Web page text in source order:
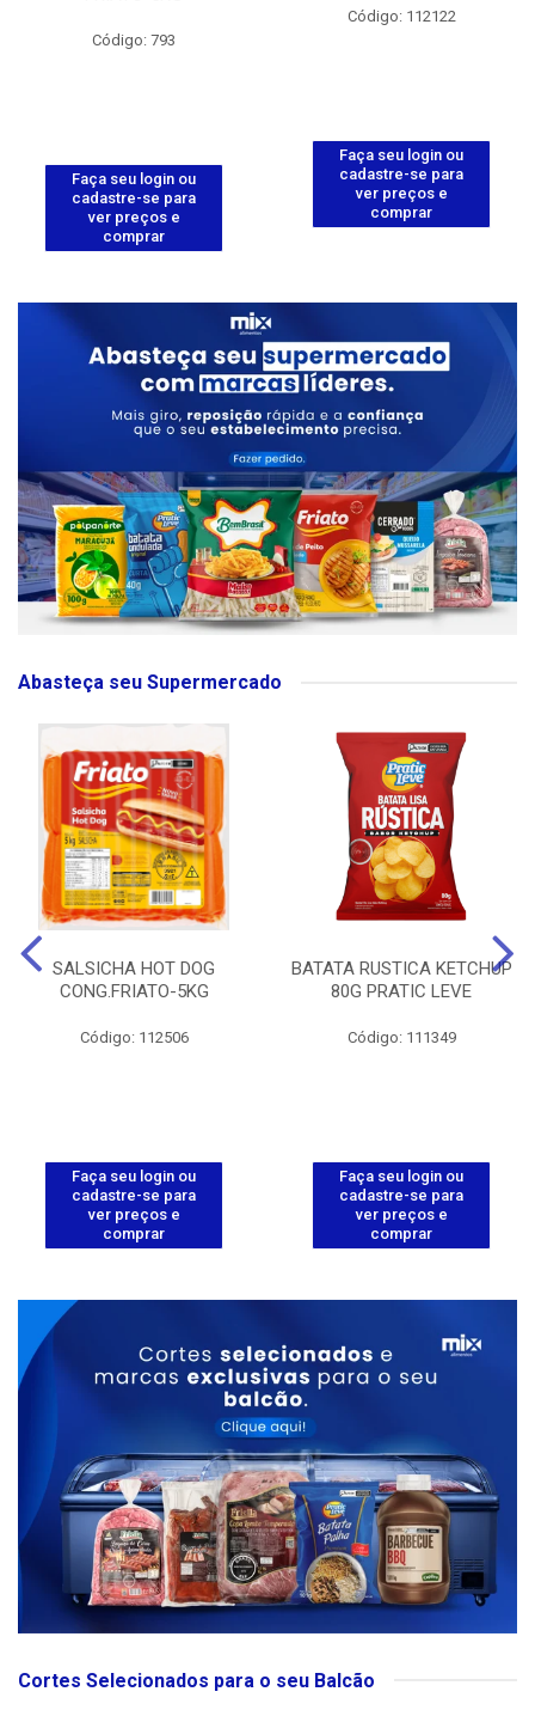
Código: 793
Faça seu login ou
cadastre-se para
ver preços e
comprar
Código: 112122
Faça seu login ou
cadastre-se para
ver preços e
comprar
Abasteça seu Supermercado
SALSICHA HOT DOG
CONG.FRIATO-5KG
Código: 112506
Faça seu login ou
cadastre-se para
ver preços e
comprar
BATATA RUSTICA KETCHUP
80G PRATIC LEVE
Código: 111349
Faça seu login ou
cadastre-se para
ver preços e
comprar
Cortes Selecionados para o seu Balcão